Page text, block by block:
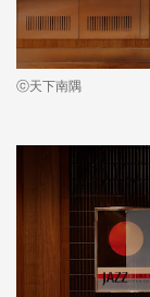
ⓒ天下南隅